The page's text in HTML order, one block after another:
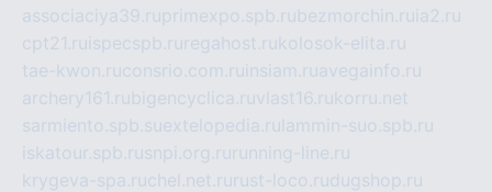
associaciya39.ruprimexpo.spb.rubezmorchin.ru ia2.ru
cpt21.ru ispecspb.ru regahost.rukolosok-elita.ru
tae-kwon.ruconsrio.com.ru insiam.ruavegainfo.ru
archery161.rubigencyclica.ruvlast16.rukorru.net
sarmiento.spb.suextelopedia.ru lammin-suo.spb.ru
iskatour.spb.rusnpi.org.ru running-line.ru
krygeva-spa.ruchel.net.ru rust-loco.rudugshop.ru